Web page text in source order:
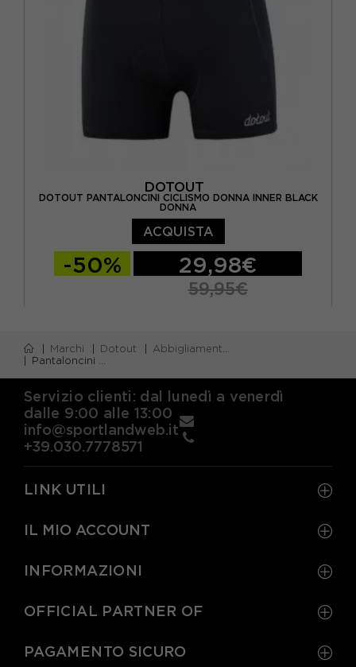
DOTOUT
DOTOUT PANTALONCINI CICLISMO DONNA INNER BLACK
DONNA
ACQUISTA
-50% 29,98€
59,95€
Marchi Dotout
Abbigliamento dotout
Pantaloncini dotout
Servizio clienti: dal lunedì a venerdì
dalle 9:00 alle 13:00
info@sportlandweb.it
+39.030.7778571
LINK UTILI
IL MIO ACCOUNT
INFORMAZIONI
OFFICIAL PARTNER OF
PAGAMENTO SICURO